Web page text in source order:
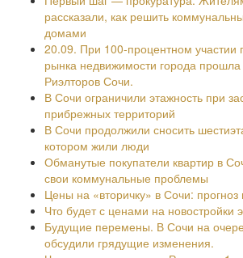
рассказали, как решить
домами
20.09. При 100-процентном участии
рынка недвижимости города прошла
Риэлторов Сочи.
В Сочи ограничили этажность при
прибрежных территорий
В Сочи продолжили сносить
котором жили люди
Обманутые покупатели квартир в
свои коммунальные проблемы
Цены на «вторичку» в Сочи:
Что будет с ценами на новостройки
Будущие перемены. В Сочи на
обсудили грядущие изменения.